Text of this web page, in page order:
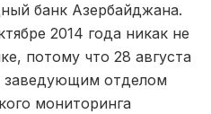
банк Азербайджана.
2014 года никак не
потому что 28 августа
заведующим отделом
мониторинга